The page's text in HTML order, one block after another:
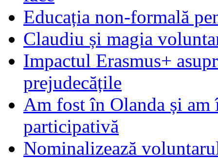
Educația non-formală
Claudiu și magia
Impactul Erasmus+
prejudecățile
Am fost în Olanda și am
participativă
Nominalizează